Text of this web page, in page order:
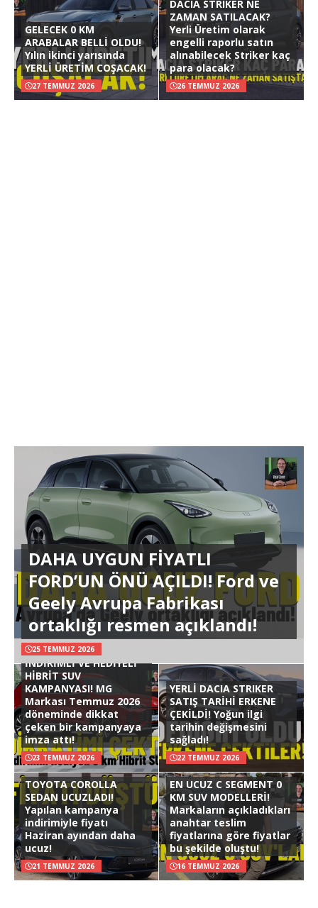
GELECEK 0 KM
ARABALAR BELLİ OLDU!
Yılın ikinci yarısında
YERLİ ÜRETİM COŞACAK!
27 TEMMUZ 2026
DACIA STRIKER NE
ZAMAN SATILACAK?
Yerli Üretim olarak
engelli raporlu satın
alınabilecek Striker kaç
para olacak?
26 TEMMUZ 2026
DAHA UYGUN FİYATLI
FORD’UN ÖNÜ AÇILDI! Ford ve
Geely Avrupa Fabrikası
ortaklığı resmen açıklandı!
25 TEMMUZ 2026
İNDİRİMLİ VE HEDİYELİ
HİBRİT SUV
KAMPANYASI! MG
Markası Temmuz 2026
döneminde dikkat
çeken bir kampanyaya
imza attı!
23 TEMMUZ 2026
YERLİ DACIA STRIKER
SATIŞ TARİHİ ERKENE
ÇEKİLDİ! Yoğun ilgi
tarihin değişmesini
sağladı!
22 TEMMUZ 2026
TOYOTA COROLLA
SEDAN UCUZLADI!
Yapılan kampanya
indirimiyle fiyatı
Haziran ayından daha
ucuz!
21 TEMMUZ 2026
EN UCUZ C SEGMENT 0
KM SUV MODELLERİ!
Markaların açıkladıkları
anahtar teslim
fiyatlarına göre fiyatlar
bu şekilde oluştu!
16 TEMMUZ 2026